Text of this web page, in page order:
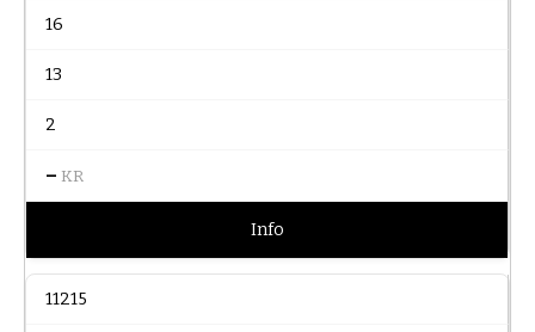
16
13
2
– KR
Info
11215